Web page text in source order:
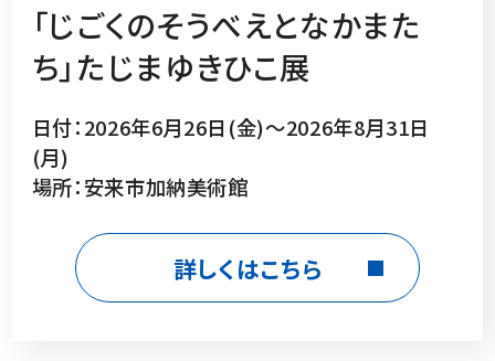
「じごくのそうべえとなかまた
ち」たじまゆきひこ展
日付：2026年6月26日(金)～2026年8月31日
(月)
場所：安来市加納美術館
詳しくはこちら